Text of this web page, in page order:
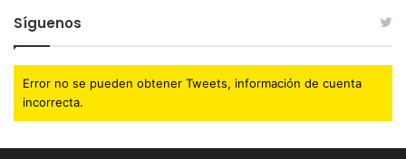
Síguenos
Error no se pueden obtener Tweets, información de cuenta
incorrecta.